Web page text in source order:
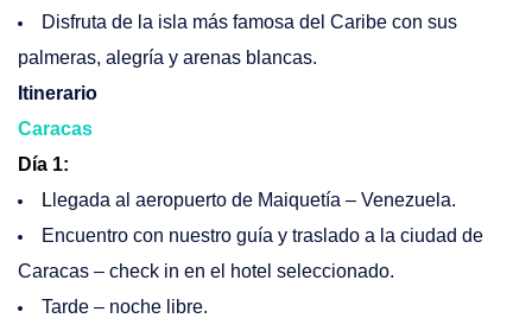
Disfruta de la isla más famosa del Caribe con sus
palmeras, alegría y arenas blancas.
Itinerario
Caracas
Día 1:
L legada al aeropuerto de Maiquetía – Venezuela.
Encuentro con nuestro guía y traslado a la ciudad de
Caracas – check in en el hotel seleccionado.
Tarde – noche libre.